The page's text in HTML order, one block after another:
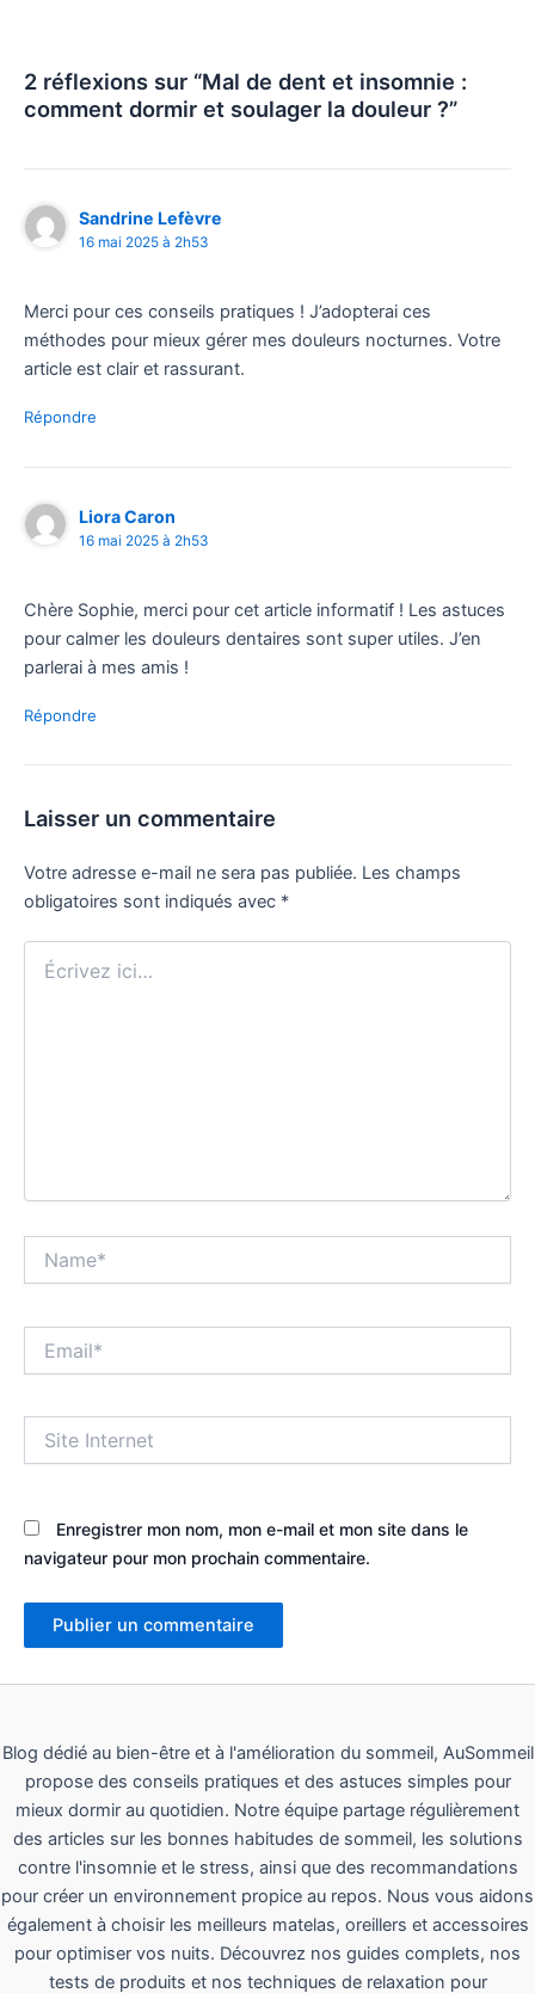
2 réflexions sur “Mal de dent et insomnie :
comment dormir et soulager la douleur ?”
Sandrine Lefèvre
16 mai 2025 à 2h53
Merci pour ces conseils pratiques ! J’adopterai ces
méthodes pour mieux gérer mes douleurs nocturnes. Votre
article est clair et rassurant.
Répondre
Liora Caron
16 mai 2025 à 2h53
Chère Sophie, merci pour cet article informatif ! Les astuces
pour calmer les douleurs dentaires sont super utiles. J’en
parlerai à mes amis !
Répondre
Laisser un commentaire
Votre adresse e-mail ne sera pas publiée. Les champs
obligatoires sont indiqués avec *
ici…
Internet
Enregistrer mon nom, mon e-mail et mon site dans le
navigateur pour mon prochain commentaire.
Blog dédié au bien-être et à l'amélioration du sommeil, AuSommeil
propose des conseils pratiques et des astuces simples pour
mieux dormir au quotidien. Notre équipe partage régulièrement
des articles sur les bonnes habitudes de sommeil, les solutions
contre l'insomnie et le stress, ainsi que des recommandations
pour créer un environnement propice au repos. Nous vous aidons
également à choisir les meilleurs matelas, oreillers et accessoires
pour optimiser vos nuits. Découvrez nos guides complets, nos
tests de produits et nos techniques de relaxation pour